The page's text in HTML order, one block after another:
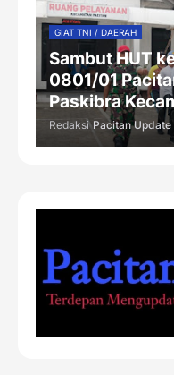
GIAT TNI / DAERAH
Sambut HUT
0801/01
Paskibra
Redaksi Pacitan Update